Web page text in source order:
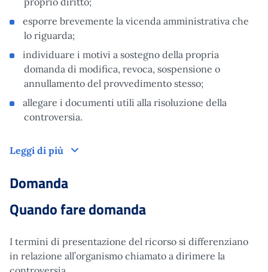
esporre brevemente la vicenda amministrativa che
lo riguarda;
individuare i motivi a sostegno della propria
domanda di modifica, revoca, sospensione o
annullamento del provvedimento stesso;
allegare i documenti utili alla risoluzione della
controversia.
Leggi di più Come funziona
Domanda
Quando fare domanda
I termini di presentazione del ricorso si differenziano
in relazione all’organismo chiamato a dirimere la